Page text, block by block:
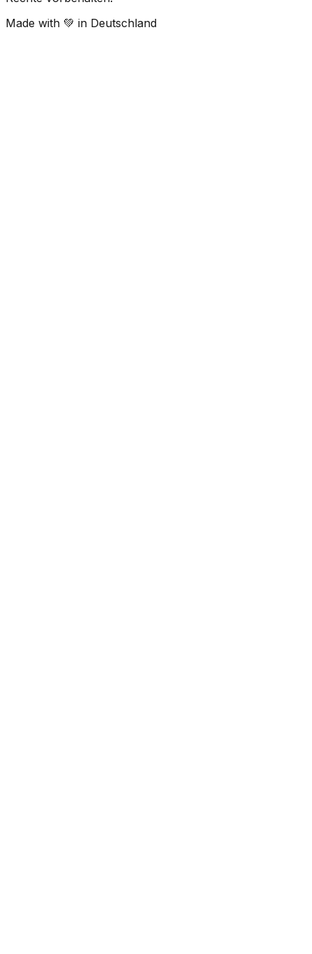
Made with 💚 in Deutschland